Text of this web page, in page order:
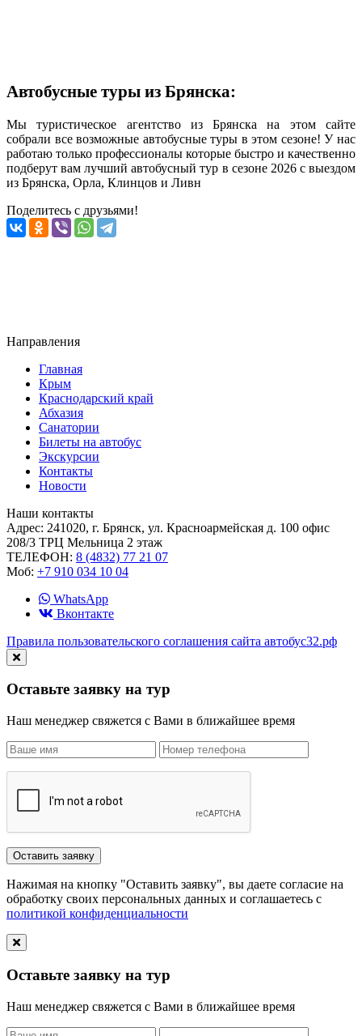
Автобусные туры из Брянска:
Мы туристическое агентство из Брянска на этом сайте
собрали все возможные автобусные туры в этом сезоне! У нас
работаю только профессионалы которые быстро и качественно
подберут вам лучший автобусный тур в сезоне 2026 с выездом
из Брянска, Орла, Клинцов и Ливн
Поделитесь с друзьями!
Направления
Главная
Крым
Краснодарский край
Абхазия
Санатории
Билеты на автобус
Экскурсии
Контакты
Новости
Наши контакты
Адрес: 241020, г. Брянск, ул. Красноармейская д. 100 офис
208/3 ТРЦ Мельница 2 этаж
ТЕЛЕФОН: 8 (4832) 77 21 07
Моб: +7 910 034 10 04
WhatsApp
Вконтакте
Правила пользовательского соглашения сайта автобус32.рф
Оставьте заявку на тур
Наш менеджер свяжется с Вами в ближайшее время
Нажимая на кнопку "Оставить заявку", вы даете согласие на
обработку своих персональных данных и соглашаетесь с
политикой конфиденциальности
Оставьте заявку на тур
Наш менеджер свяжется с Вами в ближайшее время